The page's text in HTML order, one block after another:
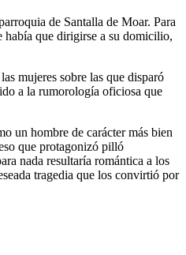
de Santalla de Moar. Para
había que dirigirse a su domicilio,
mujeres sobre las que disparó
a la rumorología oficiosa que
un hombre de carácter más bien
que protagonizó pilló
nada resultaría romántica a los
tragedia que los convirtió por